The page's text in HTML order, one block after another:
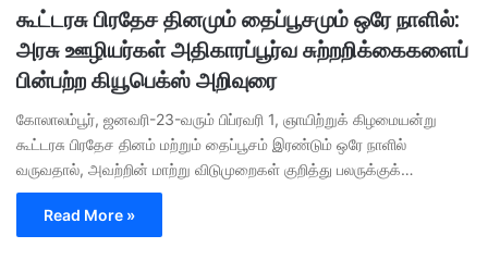
கூட்டரசு பிரதேச தினமும் தைப்பூசமும் ஒரே நாளில்:
அரசு ஊழியர்கள் அதிகாரப்பூர்வ சுற்றறிக்கைகளைப்
பின்பற்ற கியூபெக்ஸ் அறிவுரை
கோலாலம்பூர், ஜனவரி-23-வரும் பிப்ரவரி 1, ஞாயிற்றுக் கிழமையன்று
கூட்டரசு பிரதேச தினம் மற்றும் தைப்பூசம் இரண்டும் ஒரே நாளில்
வருவதால், அவற்றின் மாற்று விடுமுறைகள் குறித்து பலருக்குக்…
Read More »